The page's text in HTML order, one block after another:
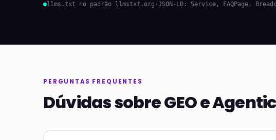
llms.txt no padrão llmstxt.org ·JSON-LD: Service, FAQPage,
PERGUNTAS FREQUENTES
Dúvidas sobre GEO e